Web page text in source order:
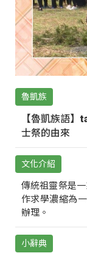
魯凱族
【魯凱族語
士祭的由來
文化介紹
傳統祖靈祭是
作求學濃縮為
辦理。
小辭典